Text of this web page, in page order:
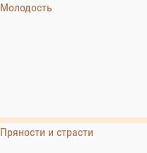
Молодость
Пряности и страсти